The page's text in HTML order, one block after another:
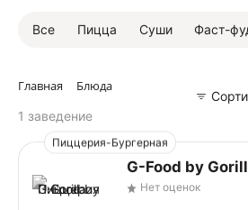
Все Пицца Суши Фаст-
Главная Блюда
1 заведение
Пиццерия-Бургерная
G-Food by
Нет оценок